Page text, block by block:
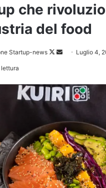
che
del food
Startup-news
Follow
Invia Luglio 4,